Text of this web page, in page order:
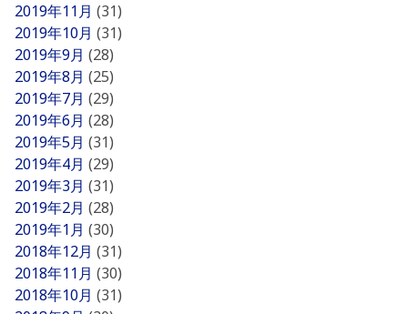
2019年11月 (31)
2019年10月 (31)
2019年9月 (28)
2019年8月 (25)
2019年7月 (29)
2019年6月 (28)
2019年5月 (31)
2019年4月 (29)
2019年3月 (31)
2019年2月 (28)
2019年1月 (30)
2018年12月 (31)
2018年11月 (30)
2018年10月 (31)